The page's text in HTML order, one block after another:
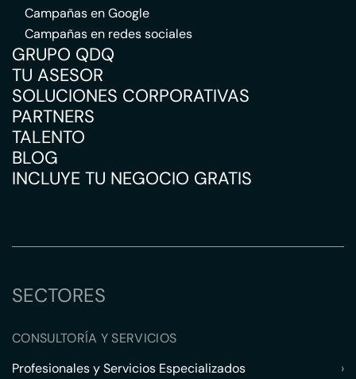
Campañas en Google
Campañas en redes sociales
GRUPO QDQ
TU ASESOR
SOLUCIONES CORPORATIVAS
PARTNERS
TALENTO
BLOG
INCLUYE TU NEGOCIO GRATIS
SECTORES
CONSULTORÍA Y SERVICIOS
Profesionales y Servicios Especializados
›